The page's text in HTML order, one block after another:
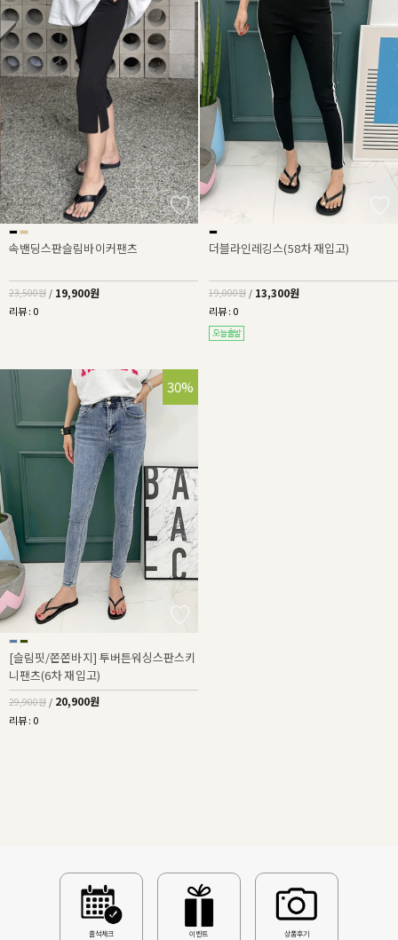
속밴딩스판슬림바이커팬츠
23,500원 / 19,900원
리뷰 : 0
더블라인레깅스(58차 재입고)
19,000원 / 13,300원
리뷰 : 0
30%
[슬림핏/쫀쫀바지] 투버튼워싱스판스키
니팬츠(6차 재입고)
29,900원 / 20,900원
리뷰 : 0
출석체크 이벤트 상품후기